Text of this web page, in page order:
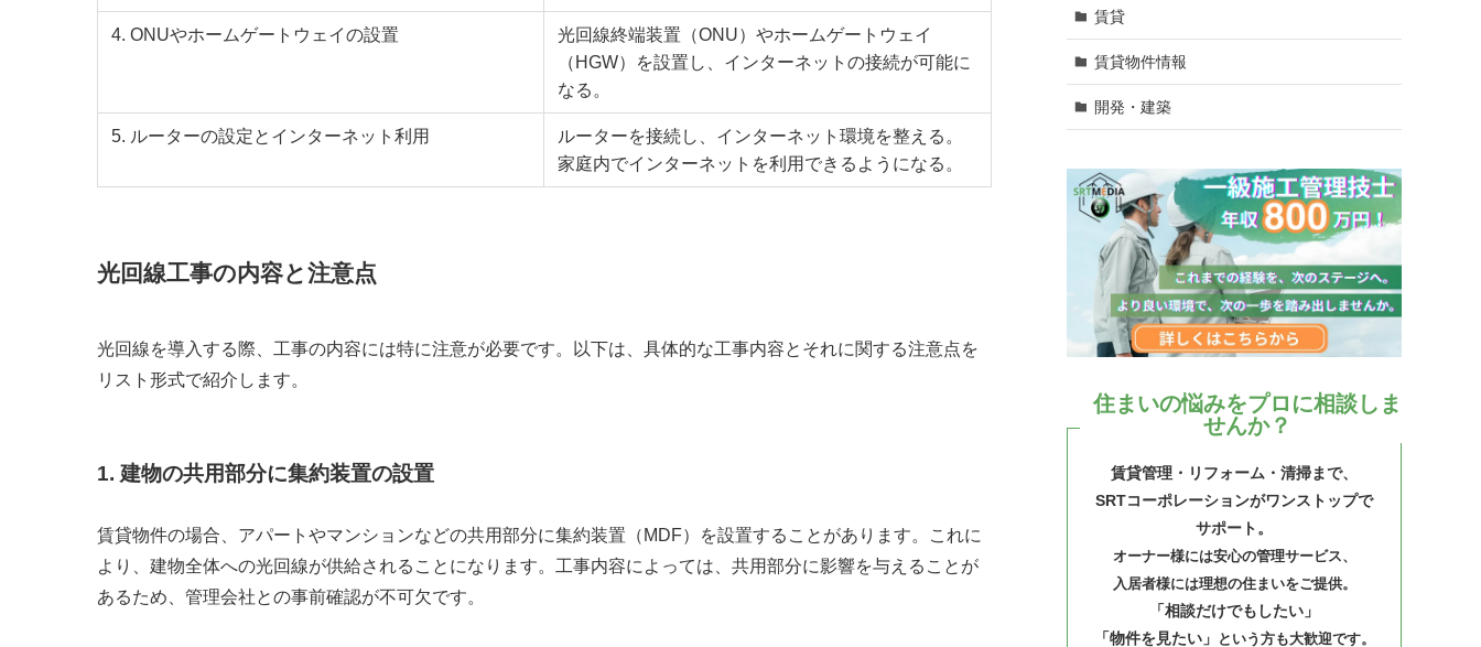
4. ONUやホームゲートウェイの設置
光回線終端装置（ONU）やホームゲートウェイ
（HGW）を設置し、インターネットの接続が可能に
なる。
5. ルーターの設定とインターネット利用
ルーターを接続し、インターネット環境を整える。
家庭内でインターネットを利用できるようになる。
光回線工事の内容と注意点
光回線を導入する際、工事の内容には特に注意が必要です。以下は、具体的な工事内容とそれに関する注意点を
リスト形式で紹介します。
1. 建物の共用部分に集約装置の設置
賃貸物件の場合、アパートやマンションなどの共用部分に集約装置（MDF）を設置することがあります。これに
より、建物全体への光回線が供給されることになります。工事内容によっては、共用部分に影響を与えることが
あるため、管理会社との事前確認が不可欠です。
賃貸
賃貸物件情報
開発・建築
住まいの悩みをプロに相談しま
せんか？
賃貸管理・リフォーム・清掃まで、
SRTコーポレーションがワンストップで
サポート。
オーナー様には安心の管理サービス、
入居者様には理想の住まいをご提供。
「相談だけでもしたい」
「物件を見たい」 という方も大歓迎です。